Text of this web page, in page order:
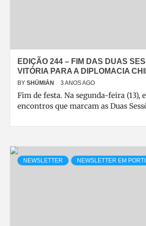
EDIÇÃO 244 – FIM DAS DUAS
VITÓRIA PARA A DIPLOMACIA
BY SHŪMIÀN 3 ANOS AGO
Fim de festa. Na segunda-feira (13),
encontros que marcam as Duas
NEWSLETTER NEWSLETTER EM